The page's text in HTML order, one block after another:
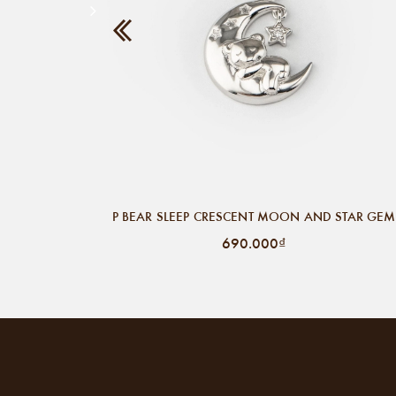
P BEAR SLEEP CRESCENT MOON AND STAR GEM
690.000₫